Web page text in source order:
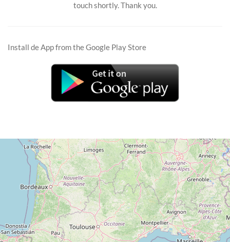
touch shortly. Thank you.
Install de App from the Google Play Store